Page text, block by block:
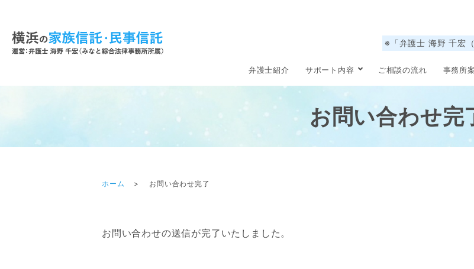
弁護士紹介 サポート内容 ご相談の流れ 事務所
※「弁護士 海野 千宏
お問い合わせ完
ホーム お問い合わせ完了
お問い合わせの送信が完了いたしました。